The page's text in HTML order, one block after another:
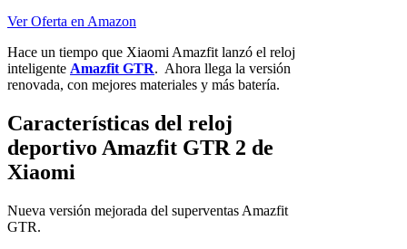
Ver Oferta en Amazon
Hace un tiempo que Xiaomi Amazfit lanzó el reloj
inteligente Amazfit GTR. Ahora llega la versión
renovada, con mejores materiales y más batería.
Características del reloj
deportivo Amazfit GTR 2 de
Xiaomi
Nueva versión mejorada del superventas Amazfit
GTR.